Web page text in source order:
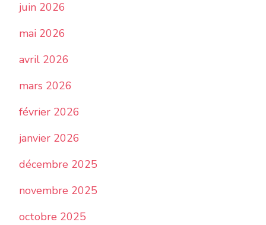
juin 2026
mai 2026
avril 2026
mars 2026
février 2026
janvier 2026
décembre 2025
novembre 2025
octobre 2025